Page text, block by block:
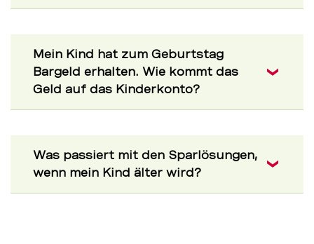
Mein Kind hat zum Geburtstag
Bargeld erhalten. Wie kommt das
Geld auf das Kinderkonto?
Was passiert mit den Sparlösungen,
wenn mein Kind älter wird?